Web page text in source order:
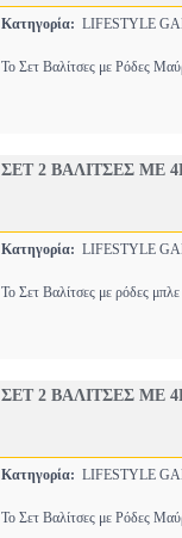
Κατηγορία: LIFESTYLE
Το Σετ Βαλίτσες με Ρόδες
ΣΕΤ 2 ΒΑΛΙΤΣΕΣ ΜΕ
Κατηγορία: LIFESTYLE
Το Σετ Βαλίτσες με ρόδες μπλε
ΣΕΤ 2 ΒΑΛΙΤΣΕΣ ΜΕ
Κατηγορία: LIFESTYLE
Το Σετ Βαλίτσες με Ρόδες